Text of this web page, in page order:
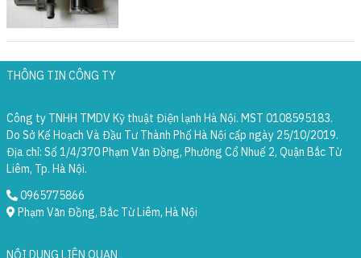
THÔNG TIN CÔNG TY
Công ty TNHH TMDV Kỹ thuật Điện lạnh Hà Nội. MST 0108595183.
Do Sở Kế Hoạch Và Đầu Tư Thành Phố Hà Nội cấp ngày 25/10/2019.
Địa chỉ: Số 1/4/370 Phạm Văn Đồng, Phường Cổ Nhuế 2, Quận Bắc Từ
Liêm, Tp. Hà Nội.
0965775866
Phạm Văn Đồng, Bắc Từ Liêm, Hà Nội